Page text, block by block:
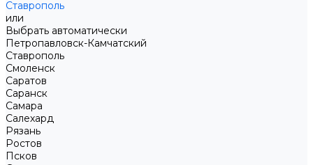
Ставрополь
или
Выбрать автоматически
Петропавловск-Камчатский
Ставрополь
Смоленск
Саратов
Саранск
Самара
Салехард
Рязань
Ростов
Псков